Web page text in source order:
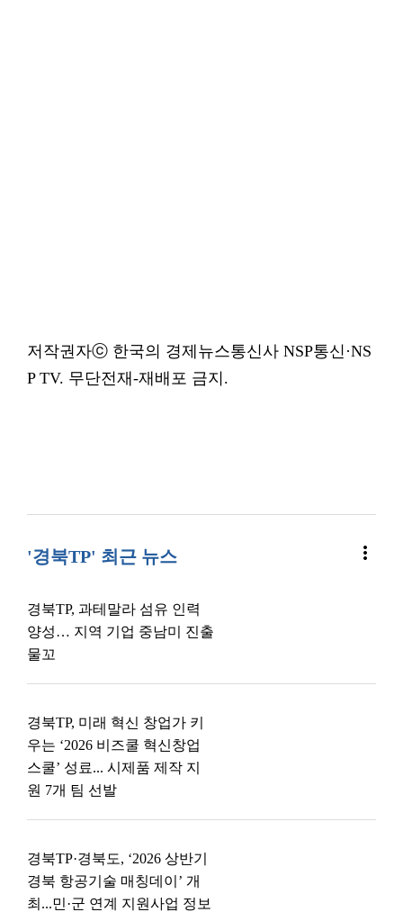
저작권자ⓒ 한국의 경제뉴스통신사 NSP통신·NS
P TV. 무단전재-재배포 금지.
'경북TP' 최근 뉴스 more_vert
경북TP, 과테말라 섬유 인력
양성… 지역 기업 중남미 진출
물꼬
경북TP, 미래 혁신 창업가 키
우는 ‘2026 비즈쿨 혁신창업
스쿨’ 성료... 시제품 제작 지
원 7개 팀 선발
경북TP·경북도, ‘2026 상반기
경북 항공기술 매칭데이’ 개
최...민·군 연계 지원사업 정보